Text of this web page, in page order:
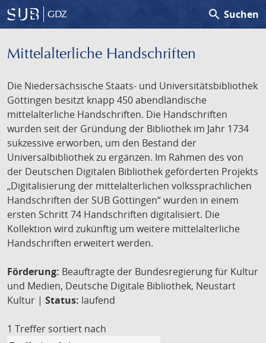
GDZ search Suchen
Mittelalterliche Handschriften
Die Niedersächsische Staats- und Universitätsbibliothek
Göttingen besitzt knapp 450 abendländische
mittelalterliche Handschriften. Die Handschriften
wurden seit der Gründung der Bibliothek im Jahr 1734
sukzessive erworben, um den Bestand der
Universalbibliothek zu ergänzen. Im Rahmen des von
der Deutschen Digitalen Bibliothek geförderten Projekts
„Digitalisierung der mittelalterlichen volkssprachlichen
Handschriften der SUB Göttingen“ wurden in einem
ersten Schritt 74 Handschriften digitalisiert. Die
Kollektion wird zukünftig um weitere mittelalterliche
Handschriften erweitert werden.
Förderung: Beauftragte der Bundesregierung für Kultur
und Medien, Deutsche Digitale Bibliothek, Neustart
Kultur | Status: laufend
1 Treffer sortiert nach